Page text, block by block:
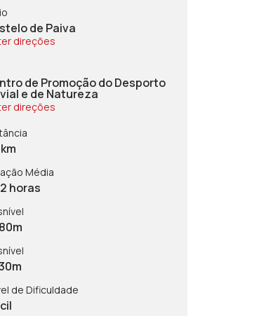
de Paiva
direções
de Promoção do Desporto
e de Natureza
direções
Média
2 horas
de Dificuldade